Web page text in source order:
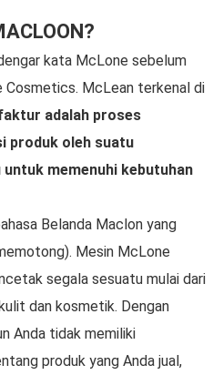
kata McLone sebelum
Cosmetics. McLean terkenal di
adalah proses
produk oleh suatu
memenuhi kebutuhan
Belanda Maclon yang
Mesin McLone
segala sesuatu mulai dari
dan kosmetik. Dengan
Anda tidak memiliki
produk yang Anda jual,